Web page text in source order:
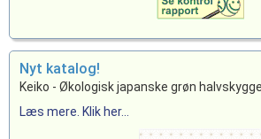
Nyt katalog!
Keiko - Økologisk japanske grøn
Læs mere. Klik her...